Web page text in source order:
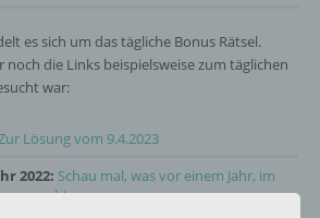
es sich um das tägliche Bonus Rätsel.
die Links beispielsweise zum täglichen
war:
Lösung vom 9.4.2023
2022: Schau mal, was vor einem Jahr, im
gesucht war